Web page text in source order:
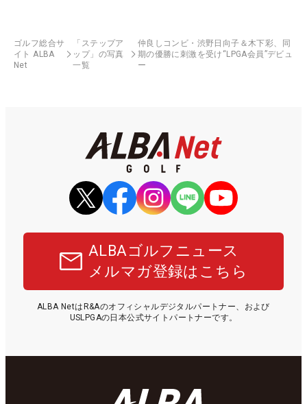
ゴルフ総合サ
イト ALBA
Net
「ステップア
ップ」の写真
一覧
仲良しコンビ・渋野日向子＆木下彩、同
期の優勝に刺激を受け“LPGA会員”デビュ
ー
ALBAゴルフニュース
メルマガ登録はこちら
ALBA NetはR&Aのオフィシャルデジタルパートナー、および
USLPGAの日本公式サイトパートナーです。